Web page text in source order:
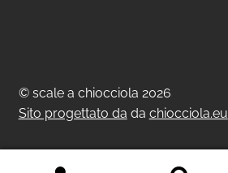
© scale a chiocciola 2026
Sito progettato da da chiocciola.eu